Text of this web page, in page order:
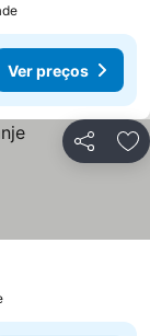
Ver preços
Partilhar